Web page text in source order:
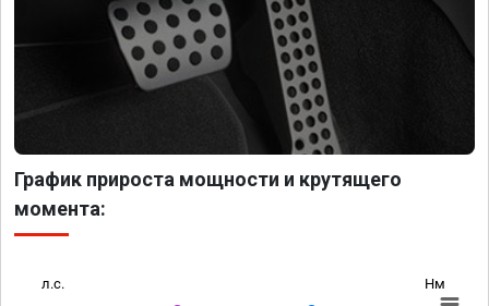
График прироста мощности и крутящего
момента:
л.с. Нм